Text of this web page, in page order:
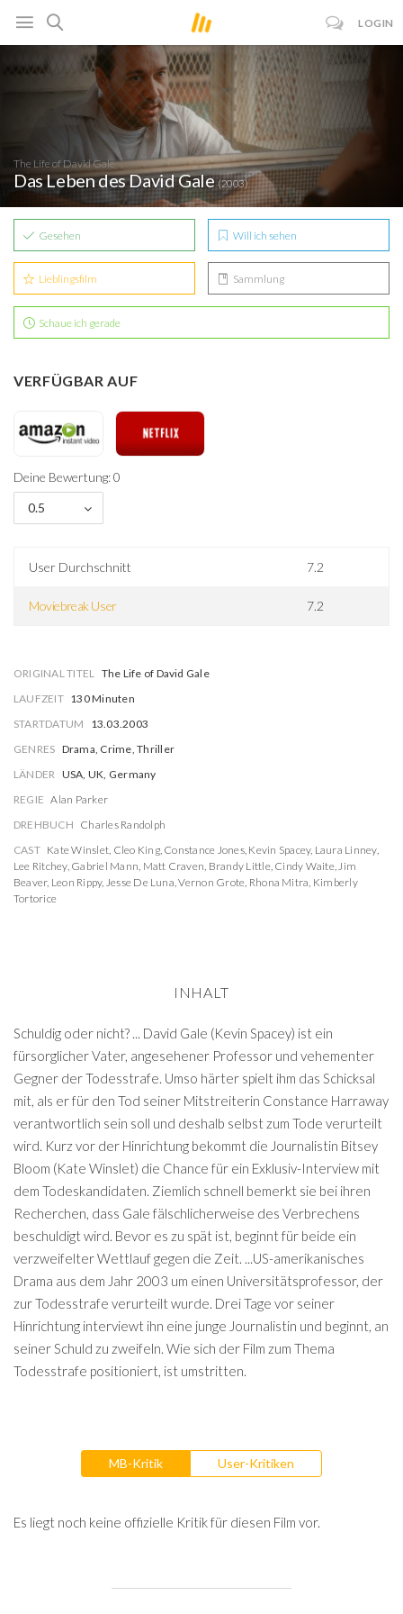
LOGIN
The Life of David Gale
Das Leben des David Gale(2003)
Gesehen Will ich sehen
Lieblingsfilm Sammlung
Schaue ich gerade
VERFÜGBAR AUF
Deine Bewertung: 0
0.5
User Durchschnitt 7.2
Moviebreak User 7.2
ORIGINAL TITEL The Life of David Gale
LAUFZEIT 130 Minuten
STARTDATUM
13.03.2003
GENRES Drama, Crime, Thriller
LÄNDER USA, UK, Germany
REGIE Alan Parker
DREHBUCH Charles Randolph
CAST Kate Winslet, Cleo King, Constance Jones, Kevin Spacey, Laura Linney,
Lee Ritchey, Gabriel Mann, Matt Craven, Brandy Little, Cindy Waite,Jim
Beaver, Leon Rippy, Jesse De Luna,Vernon Grote, Rhona Mitra, Kimberly
Tortorice
INHALT
Schuldig oder nicht? ... David Gale (Kevin Spacey) ist ein
fürsorglicher Vater, angesehener Professor und vehementer
Gegner der Todesstrafe. Umso härter spielt ihm das Schicksal
mit, als er für den Tod seiner Mitstreiterin Constance Harraway
verantwortlich sein soll und deshalb selbst zum Tode verurteilt
wird. Kurz vor der Hinrichtung bekommt die Journalistin Bitsey
Bloom (Kate Winslet) die Chance für ein Exklusiv-Interview mit
dem Todeskandidaten. Ziemlich schnell bemerkt sie bei ihren
Recherchen, dass Gale fälschlicherweise des Verbrechens
beschuldigt wird. Bevor es zu spät ist, beginnt für beide ein
verzweifelter Wettlauf gegen die Zeit. ...US-amerikanisches
Drama aus dem Jahr 2003 um einen Universitätsprofessor, der
zur Todesstrafe verurteilt wurde. Drei Tage vor seiner
Hinrichtung interviewt ihn eine junge Journalistin und beginnt, an
seiner Schuld zu zweifeln. Wie sich der Film zum Thema
Todesstrafe positioniert, ist umstritten.
MB-Kritik User-Kritiken
Es liegt noch keine offizielle Kritik für diesen Film vor.